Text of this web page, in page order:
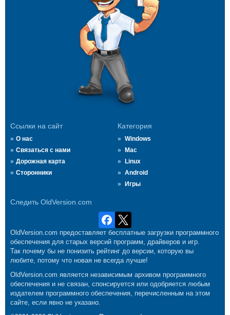
Ссылки на сайт
О нас
Связаться с нами
Дорожная карта
Сторонники
Категория
Windows
Mac
Linux
Android
Игры
Следить OldVersion.com
OldVersion.com предоставляет бесплатные загрузки программного
обеспечения для старых версий программ, драйверов и игр.
Так почему бы не понизить рейтинг до версии, которую вы
любите, потому что новая не всегда лучше!
OldVersion.com является независимым архивом программного
обеспечения и не связан, спонсируется или одобряется любым
издателем программного обеспечения, перечисленным на этом
сайте, если явно не указано.